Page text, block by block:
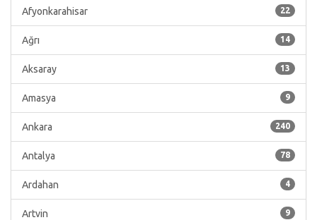
22
Afyonkarahisar
14
Ağrı
13
Aksaray
9
Amasya
240
Ankara
78
Antalya
4
Ardahan
9
Artvin